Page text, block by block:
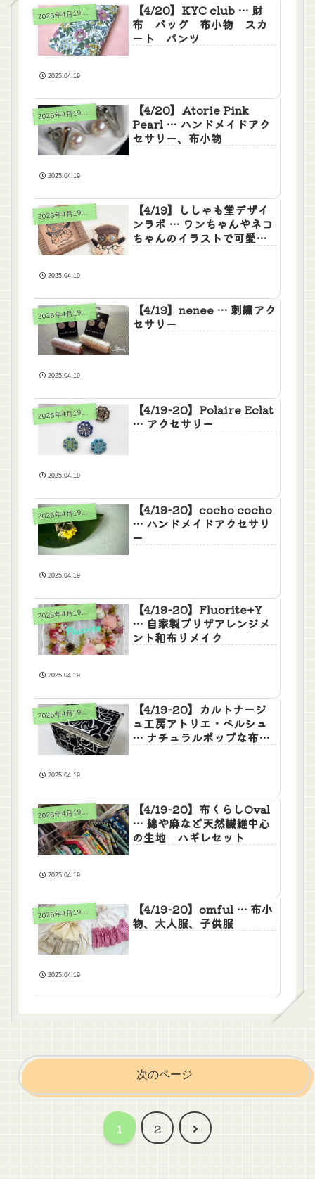
2025年4月19日(土)20日(日)
【4/20】KYC club … 財
布 バッグ 布小物 スカ
ート パンツ
2025.04.19
2 025年4月19日(土)20日(日)
【4/20】Atorie Pink
Pearl … ハンドメイドアク
セサリー、布小物
2025.04.19
2025年4月19日(土)20日(日)
【4/19】ししゃも堂デザイ
ンラボ … ワンちゃんやネコ
ちゃんのイラストで可愛い
2025.04.19
2025年4月19日(土)20日(日)
【4/19】nenee … 刺繍アク
セサリー
2025.04.19
2025年4月19日(土)20日(日)
【4/19-20】Polaire Eclat
… アクセサリー
2025.04.19
2025年4月19日(土)20日(日)
【4/19-20】cocho cocho
… ハンドメイドアクセサリ
ー
2025.04.19
2025年4月19日(土)20日(日)
【4/19-20】Fluorite+Y
… 自家製プリザアレンジメ
ント和布リメイク
2025.04.19
2025年4月19日(土)20日(日)
【4/19-20】カルトナージ
ュ工房アトリエ・ペルシュ
… ナチュラルポップな布箱
2025.04.19
2 025年4月19日(土)20日(日)
【4/19-20】布くらしOval
… 綿や麻など天然繊維中心
の生地 ハギレセット
2025.04.19
2025年4月19日(土)20日(日)
【4/19-20】omful … 布小
物、大人服、子供服
2025.04.19
次のページ
1 2
次